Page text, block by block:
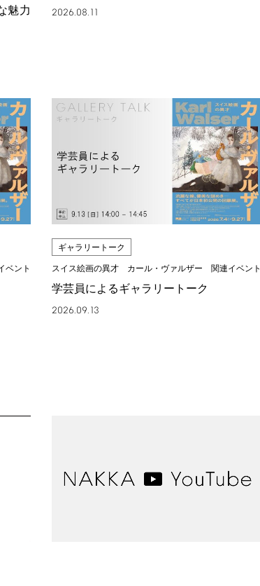
魅力
2026.08.11
ベント
ギャラリートーク
スイス絵画の異才 カール・ヴァルザー 関連イベント
学芸員によるギャラリートーク
2026.09.13